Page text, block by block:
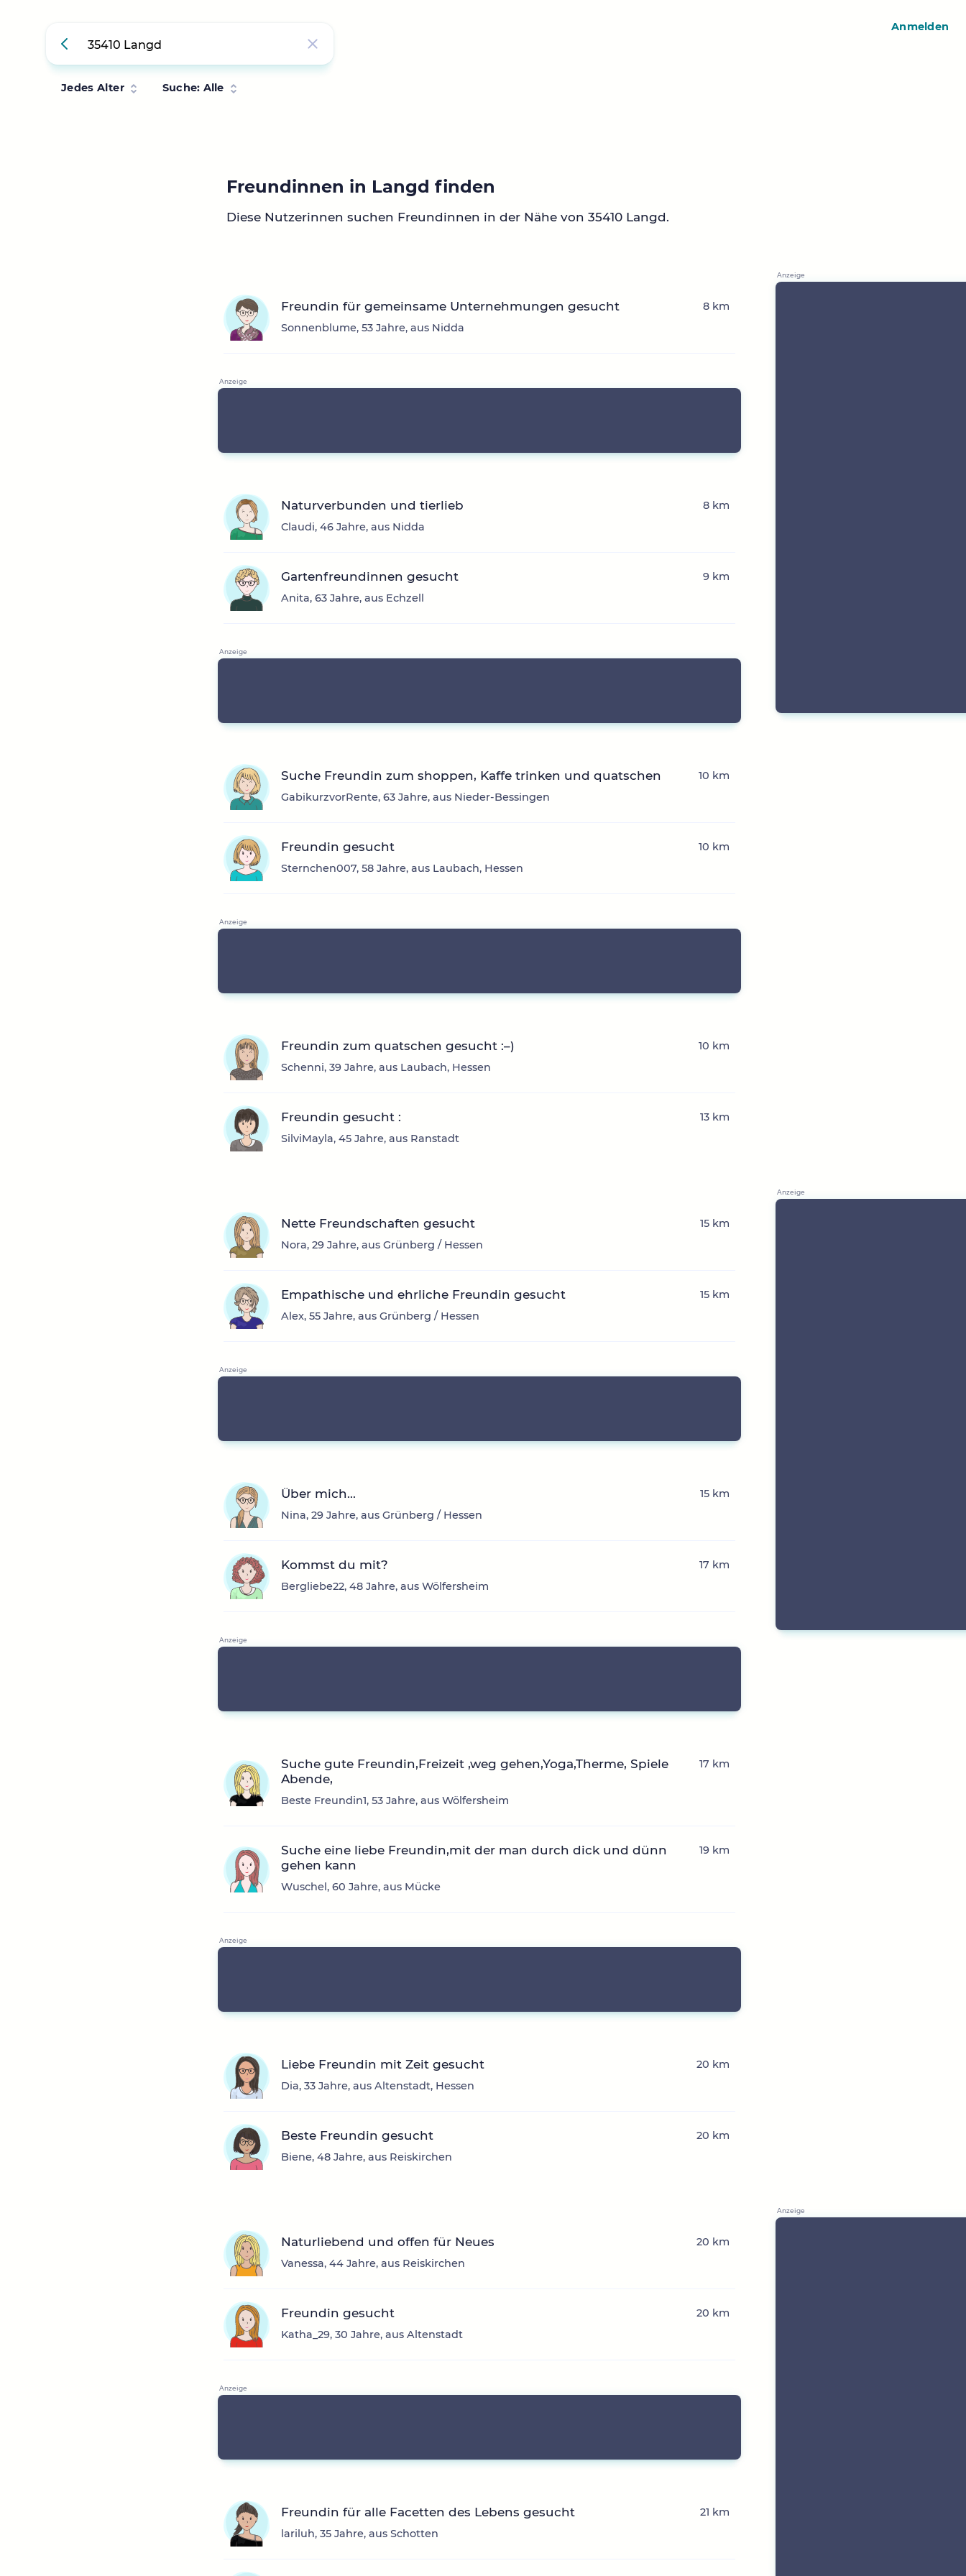
Jedes Alter Suche: Alle
Freundinnen in Langd finden
Diese Nutzerinnen suchen Freundinnen in der Nähe von 35410 Langd.
Freundin für gemeinsame Unternehmungen gesucht
Sonnenblume, 53 Jahre, aus Nidda
8 km
Naturverbunden und tierlieb
Claudi, 46 Jahre, aus Nidda
8 km
Gartenfreundinnen gesucht
Anita, 63 Jahre, aus Echzell
9 km
Suche Freundin zum shoppen, Kaffe trinken und quatschen
GabikurzvorRente, 63 Jahre, aus Nieder-Bessingen
10 km
Freundin gesucht
Sternchen007, 58 Jahre, aus Laubach, Hessen
10 km
Freundin zum quatschen gesucht :–)
Schenni, 39 Jahre, aus Laubach, Hessen
10 km
Freundin gesucht :
SilviMayla, 45 Jahre, aus Ranstadt
13 km
Nette Freundschaften gesucht
Nora, 29 Jahre, aus Grünberg / Hessen
15 km
Empathische und ehrliche Freundin gesucht
Alex, 55 Jahre, aus Grünberg / Hessen
15 km
Über mich...
Nina, 29 Jahre, aus Grünberg / Hessen
15 km
Kommst du mit?
Bergliebe22, 48 Jahre, aus Wölfersheim
17 km
Suche gute Freundin,Freizeit ,weg gehen,Yoga,Therme, Spiele
Abende,
Beste Freundin1, 53 Jahre, aus Wölfersheim
17 km
Suche eine liebe Freundin,mit der man durch dick und dünn
gehen kann
Wuschel, 60 Jahre, aus Mücke
19 km
Liebe Freundin mit Zeit gesucht
Dia, 33 Jahre, aus Altenstadt, Hessen
20 km
Beste Freundin gesucht
Biene, 48 Jahre, aus Reiskirchen
20 km
Naturliebend und offen für Neues
Vanessa, 44 Jahre, aus Reiskirchen
20 km
Freundin gesucht
Katha_29, 30 Jahre, aus Altenstadt
20 km
Freundin für alle Facetten des Lebens gesucht
lariluh, 35 Jahre, aus Schotten
21 km
Anmelden